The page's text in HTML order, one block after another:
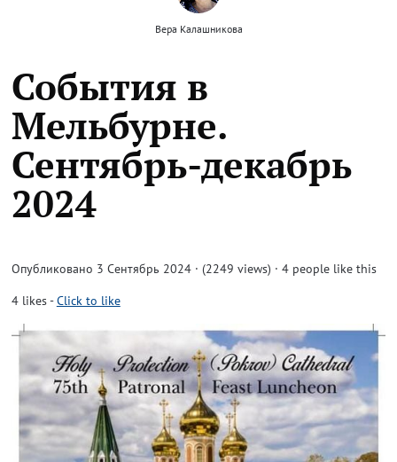
Вера Калашникова
События в
Мельбурне.
Сентябрь-декабрь
2024
Опубликовано 3 Сентябрь 2024 · (2249 views) · 4 people like this
4likes-Click to like